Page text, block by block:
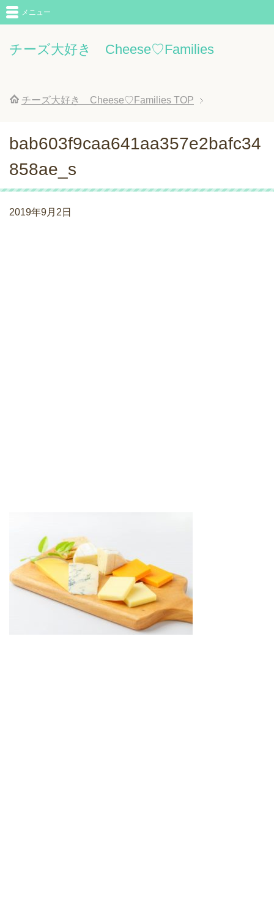
チーズ大好き Cheese♡Families
メニュー
チーズ大好き Cheese♡Families TOP
bab603f9caa641aa357e2bafc34
858ae_s
2019年9月2日